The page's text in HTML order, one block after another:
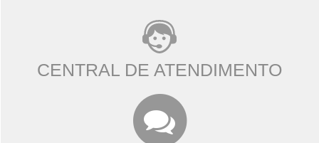
CENTRAL DE ATENDIMENTO